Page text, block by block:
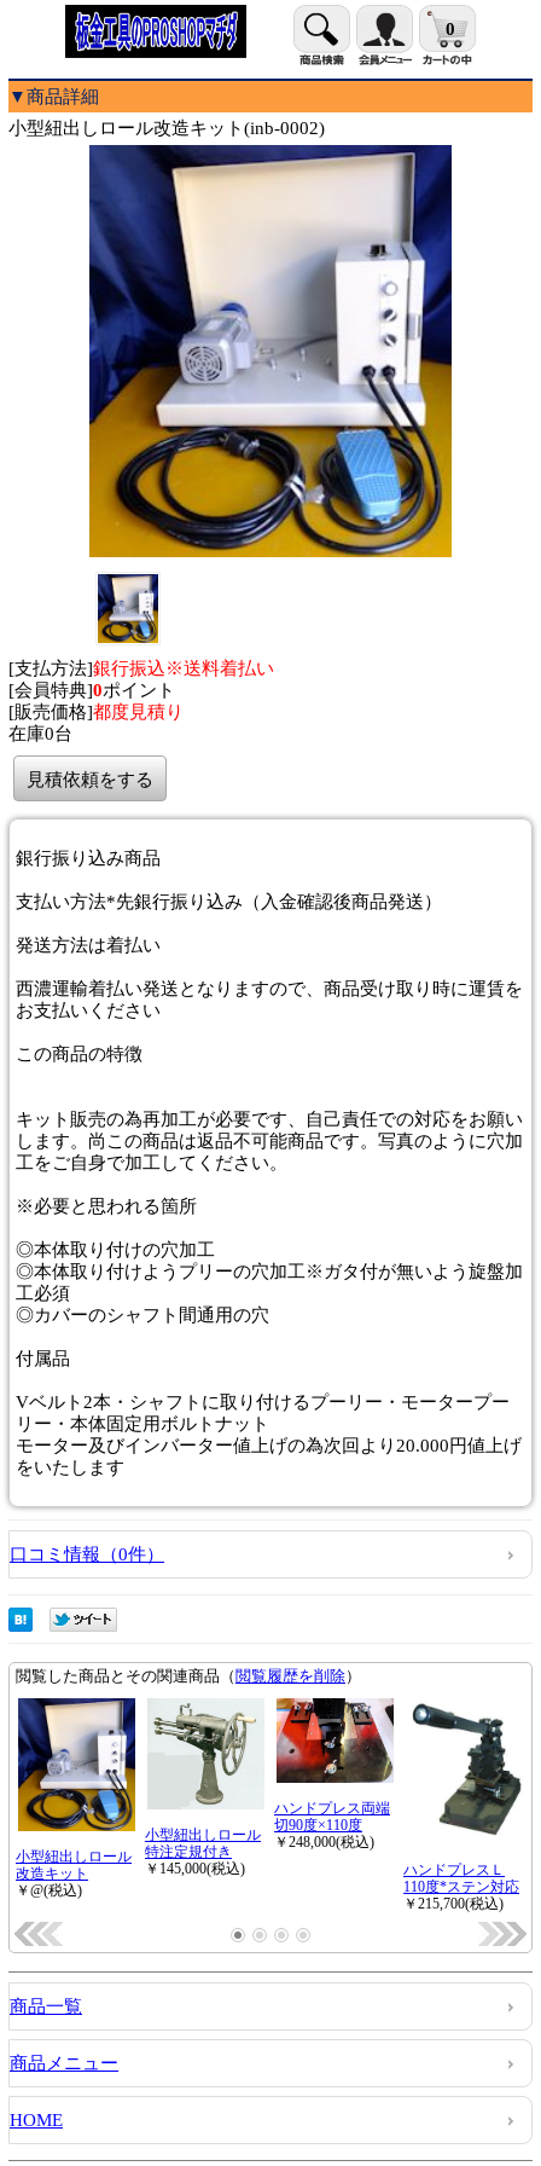
0
▼商品詳細
小型紐出しロール改造キット(inb-0002)
[支払方法]銀行振込※送料着払い
[会員特典]0ポイント
[販売価格]都度見積り
在庫0台
見積依頼をする
銀行振り込み商品
支払い方法*先銀行振り込み（入金確認後商品発送）
発送方法は着払い
西濃運輸着払い発送となりますので、商品受け取り時に運賃を
お支払いください
この商品の特徴
キット販売の為再加工が必要です、自己責任での対応をお願い
します。尚この商品は返品不可能商品です。写真のように穴加
工をご自身で加工してください。
※必要と思われる箇所
◎本体取り付けの穴加工
◎本体取り付けようプリーの穴加工※ガタ付が無いよう旋盤加
工必須
◎カバーのシャフト間通用の穴
付属品
Vベルト2本・シャフトに取り付けるプーリー・モータープー
リー・本体固定用ボルトナット
モーター及びインバーター値上げの為次回より20.000円値上げ
をいたします
口コミ情報（0件）
商品一覧
商品メニュー
HOME